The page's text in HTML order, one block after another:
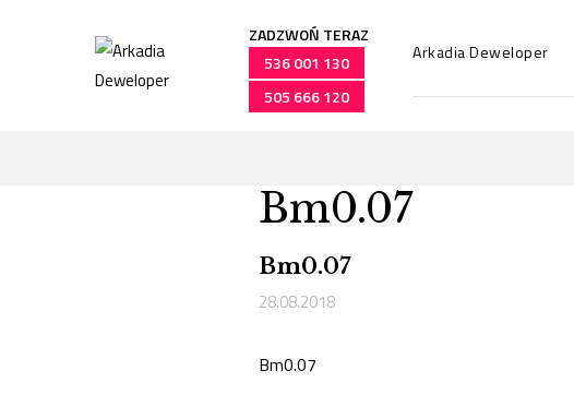
ZADZWOŃ TERAZ
536 001 130
505 666 120
Arkadia Deweloper
Bm0.07
Bm0.07
28.08.2018
Bm0.07